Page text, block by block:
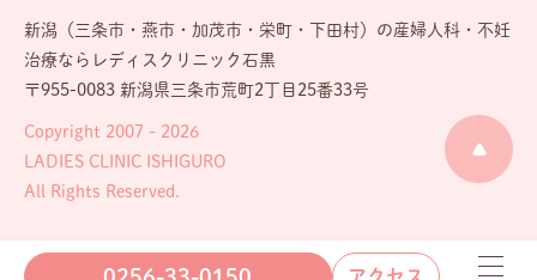
新潟（三条市・燕市・加茂市・栄町・下田村）の産婦人科・不妊
治療ならレディスクリニック石黒
〒955-0083 新潟県三条市荒町2丁目25番33号
Copyright 2007 - 2026
LADIES CLINIC ISHIGURO
All Rights Reserved.